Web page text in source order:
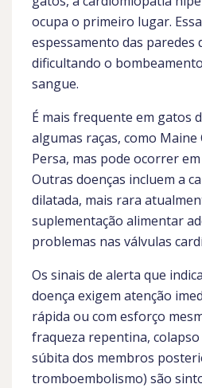
ocupa o primeiro lugar.
espessamento das paredes
dificultando o
sangue.
É mais frequente em gatos
algumas raças, como Maine
Persa, mas pode ocorrer
Outras doenças incluem a
dilatada, mais rara
suplementação alimentar
problemas nas válvulas
Os sinais de alerta que
doença exigem atenção
rápida ou com esforço
fraqueza repentina,
súbita dos membros
tromboembolismo) são